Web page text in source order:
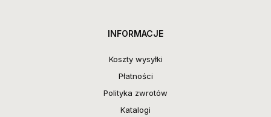
INFORMACJE
Koszty wysyłki
Płatności
Polityka zwrotów
Katalogi